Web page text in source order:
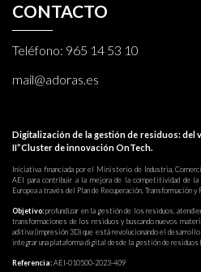
CONTACTO
Teléfono: 965 14 53 10
mail@adoras.es
Digitalización de la gestión de residuos: del
II”Cluster de innovación OnTech.
Iniciativa financiada por el Ministerio de Industria,
AEI para contribuir a la mejora de la competitividad de
Europea a través del Plan de Recuperación, Transformación y
Objetivo:profundizar en la gestión de los residuos,
transformaciones de los residuos y buscando nuevos
aditiva (impresión 3D) que está revolucionando el
integrar una plataforma digital desde la gestión de residuos
Referencia:AEI-010500-2023-409